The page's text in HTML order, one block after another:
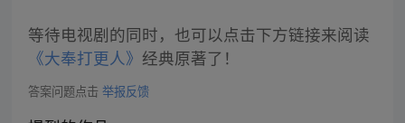
等待电视剧的同时，也可以点击下方链接来阅读
《大奉打更人》 经典原著了！
答案问题点击 举报反馈